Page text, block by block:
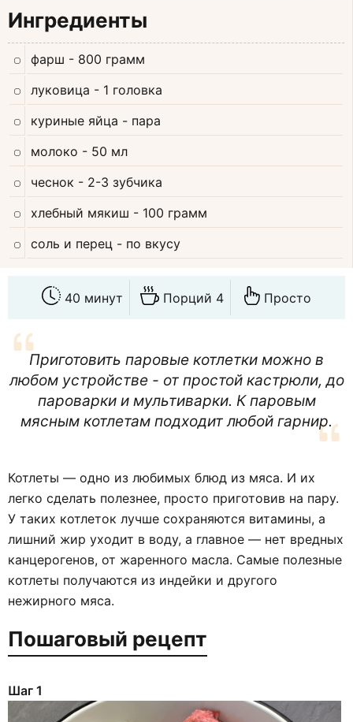
Ингредиенты
фарш - 800 грамм
луковица - 1 головка
куриные яйца - пара
молоко - 50 мл
чеснок - 2-3 зубчика
хлебный мякиш - 100 грамм
соль и перец - по вкусу
40 минут Порций 4 Просто
Приготовить паровые котлетки можно в
любом устройстве - от простой кастрюли, до
пароварки и мультиварки. К паровым
мясным котлетам подходит любой гарнир.
Котлеты — одно из любимых блюд из мяса. И их
легко сделать полезнее, просто приготовив на пару.
У таких котлеток лучше сохраняются витамины, а
лишний жир уходит в воду, а главное — нет вредных
канцерогенов, от жаренного масла. Самые полезные
котлеты получаются из индейки и другого
нежирного мяса.
Пошаговый рецепт
Шаг 1